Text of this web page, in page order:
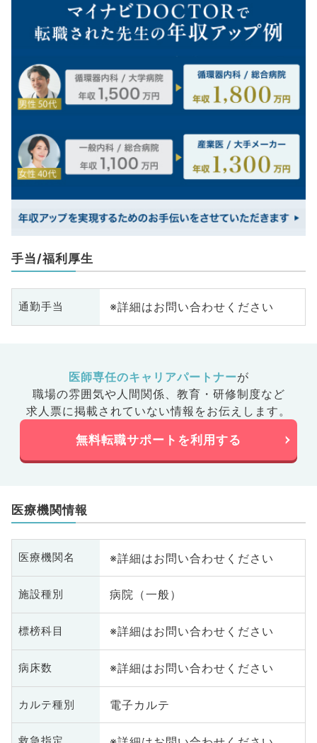
手当/福利厚生
通勤手当 ※詳細はお問い合わせください
医師専任のキャリアパートナーが
職場の雰囲気や人間関係、 教育・研修制度など
求人票に掲載されていない情報をお伝えします。
無料転職サポートを利用する
医療機関情報
医療機関名 ※詳細はお問い合わせください
施設種別 病院（一般）
標榜科目 ※詳細はお問い合わせください
病床数 ※詳細はお問い合わせください
カルテ種別 電子カルテ